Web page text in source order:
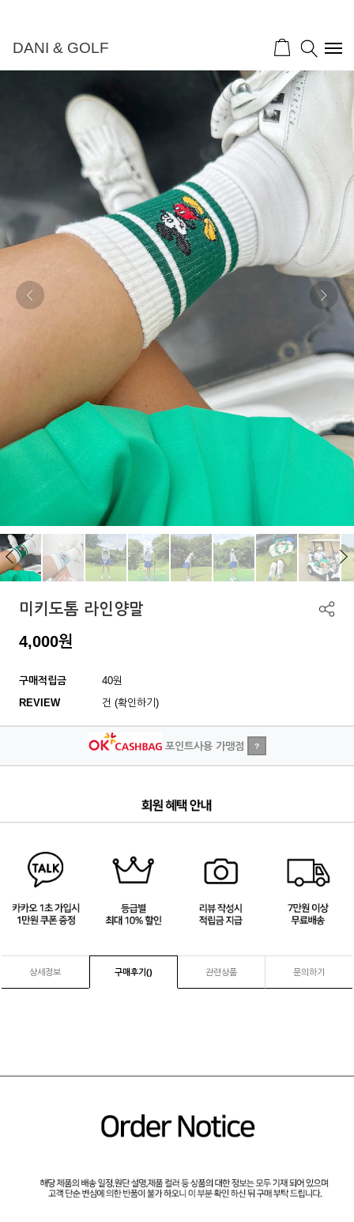
DANI & GOLF
미키도톰 라인양말
4,000원
구매적립금
40원
REVIEW
건 (확인하기)
포인트사용 가맹점 ?
상세정보 구매후기() 관련상품 문의하기